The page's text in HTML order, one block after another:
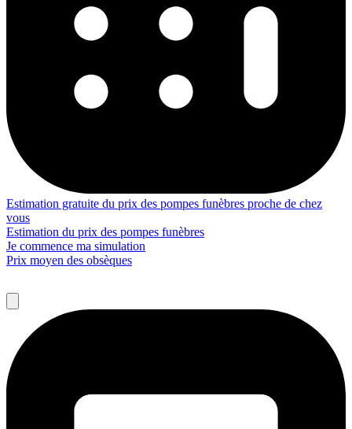
Estimation gratuite du prix des pompes funèbres proche de chez
vous
Estimation du prix des pompes funèbres
Je commence ma simulation
Prix moyen des obsèques